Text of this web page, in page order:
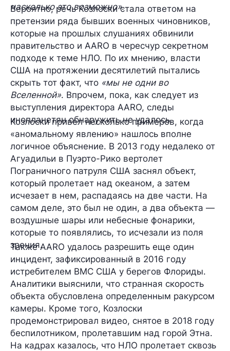
насколько это возможно».
Вероятно, речь Козлоски стала ответом на
претензии ряда бывших военных чиновников,
которые на прошлых слушаниях обвинили
правительство и AARO в чересчур секретном
подходе к теме НЛО. По их мнению, власти
США на протяжении десятилетий пытались
скрыть тот факт, что «мы не одни во
Вселенной». Впрочем, пока, как следует из
выступления директора AARO, следы
инопланетян обнаружить не удалось.
Козлоски привел несколько примеров, когда
«аномальному явлению» нашлось вполне
логичное объяснение. В 2013 году недалеко от
Агуадильи в Пуэрто-Рико вертолет
Пограничного патруля США заснял объект,
который пролетает над океаном, а затем
исчезает в нем, распадаясь на две части. На
самом деле, это был не один, а два объекта —
воздушные шары или небесные фонарики,
которые то появлялись, то исчезали из поля
зрения.
Также AARO удалось разрешить еще один
инцидент, зафиксированный в 2016 году
истребителем ВМС США у берегов Флориды.
Аналитики выяснили, что странная скорость
объекта обусловлена определенным ракурсом
камеры. Кроме того, Козлоски
продемонстрировал видео, снятое в 2018 году
беспилотником, пролетавшим над горой Этна.
На кадрах казалось, что НЛО пролетает сквозь